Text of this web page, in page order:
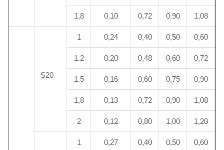
1,8 0,10 0,72 0,90 1,08
S20
1 0,24 0,40 0,50 0,60
1.2 0,20 0,48 0,60 0,72
1.5 0,16 0,60 0,75 0,90
1,8 0,13 0,72 0,90 1,08
2 0,12 0,80 1,00 1,20
1 0,27 0,40 0,50 0,60